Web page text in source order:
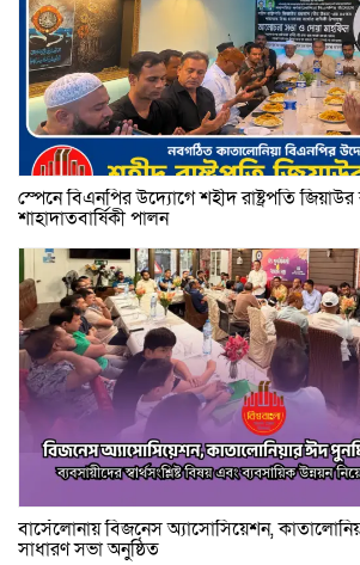
স্পেনে বিএনপির উদ্যোগে শহীদ রাষ্ট্রপতি
শাহাদাতবার্ষিকী পালন
বার্সেলোনায় বিজনেস অ্যাসোসিয়েশন,
সাধারণ সভা অনুষ্ঠিত